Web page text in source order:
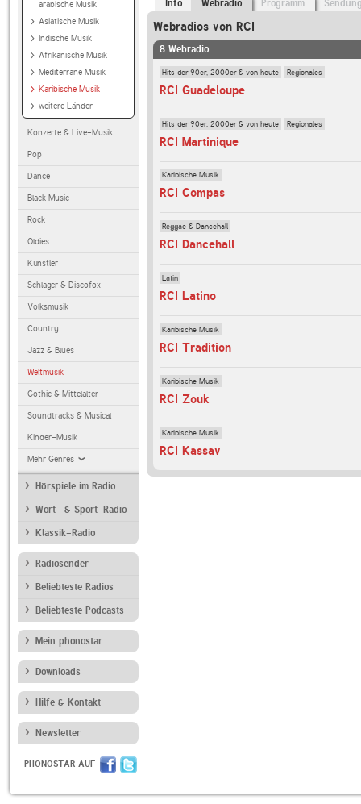
arabische Musik
Asiatische Musik
Indische Musik
Afrikanische Musik
Mediterrane Musik
Karibische Musik
weitere Länder
Konzerte & Live-Musik
Pop
Dance
Black Music
Rock
Oldies
Künstler
Schlager & Discofox
Volksmusik
Country
Jazz & Blues
Weltmusik
Gothic & Mittelalter
Soundtracks & Musical
Kinder-Musik
Mehr Genres
Hörspiele im Radio
Wort- & Sport-Radio
Klassik-Radio
Radiosender
Beliebteste Radios
Beliebteste Podcasts
Mein phonostar
Downloads
Hilfe & Kontakt
Newsletter
PHONOSTAR AUF
Info Webradio Programm
Webradios von RCI
8 Webradio
Hits der 90er, 2000er & von heute Regionales
RCI Guadeloupe
Hits der 90er, 2000er & von heute Regionales
RCI Martinique
Karibische Musik
RCI Compas
Reggae & Dancehall
RCI Dancehall
Latin
RCI Latino
Karibische Musik
RCI Tradition
Karibische Musik
RCI Zouk
Karibische Musik
RCI Kassav